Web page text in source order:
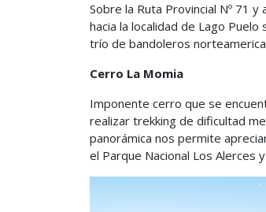
Sobre la Ruta Provincial Nº 71
hacia la localidad de Lago
trío de bandoleros
Cerro La Momia
Imponente cerro que se
realizar trekking de dificultad
panorámica nos permite
el Parque Nacional Los Alerces